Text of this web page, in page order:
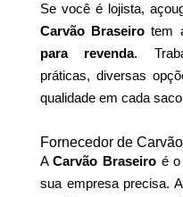
Se você é lojista,
Carvão Braseiro tem
para revenda.
práticas, diversas
qualidade em cada
Fornecedor de Carvão
ACarvão Braseiro é o
sua empresa precisa.